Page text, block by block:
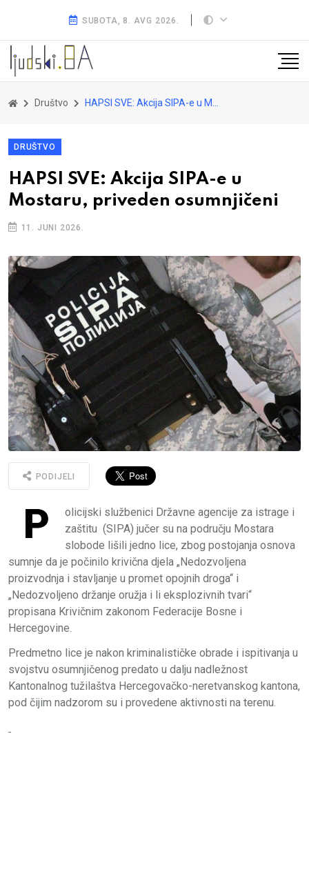
SUBOTA, 8. AVG 2026.
Društvo HAPSI SVE: Akcija SIPA-e u Mostaru, priveden osumnjičeni
DRUŠTVO
HAPSI SVE: Akcija SIPA-e u
Mostaru, priveden osumnjičeni
11. JUNI 2026.
PODIJELI
P
olicijski službenici Državne agencije za istrage i
zaštitu (SIPA) jučer su na području Mostara
slobode lišili jedno lice, zbog postojanja osnova
sumnje da je počinilo krivična djela „Nedozvoljena
proizvodnja i stavljanje u promet opojnih droga“ i
„Nedozvoljeno držanje oružja i li eksplozivnih tvari“
propisana Krivičnim zakonom Federacije Bosne i
Hercegovine.
Predmetno lice je nakon kriminalističke obrade i ispitivanja u
svojstvu osumnjičenog predato u dalju nadležnost
Kantonalnog tužilaštva Hercegovačko-neretvanskog kantona,
pod čijim nadzorom su i provedene aktivnosti na terenu.